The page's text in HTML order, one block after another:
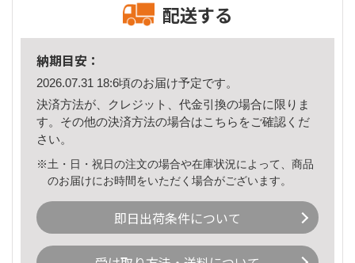
配送する
納期目安：
2026.07.31 18:6頃のお届け予定です。
決済方法が、クレジット、代金引換の場合に限りま
す。その他の決済方法の場合はこちら をご確認くだ
さい。
※土・日・祝日の注文の場合や在庫状況によって、商品
のお届けにお時間をいただく場合がございます。
即日出荷条件について